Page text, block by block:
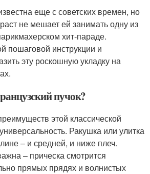
еще с советских времен, но
не мешает ей занимать одну из
хит-параде.
пошаговой инструкции и
эту роскошную укладку на
пучок?
этой классической
Ракушка или улитка
– и средней, и ниже плеч.
– прическа смотрится
прямых прядях и волнистых